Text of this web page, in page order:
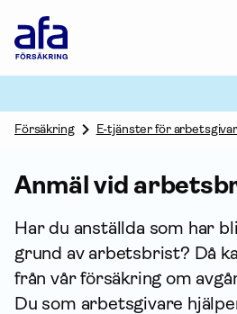
Försäkring
Försäkring E-tjänster för
Anmäl vid
Har du anställda som har
grund av arbetsbrist? Då
från vår för­säkring om
Du som arbetsgivare